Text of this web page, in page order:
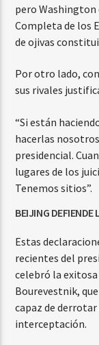
pero
Completa de los
de ojivas
Por otro lado,
sus rivales
“Si están
hacerlas
presidencial.
lugares de los
Tenemos sitios”.
BEIJING DEFIENDE
Estas
recientes del
celebró la
Bourevestnik,
capaz de
interceptación.